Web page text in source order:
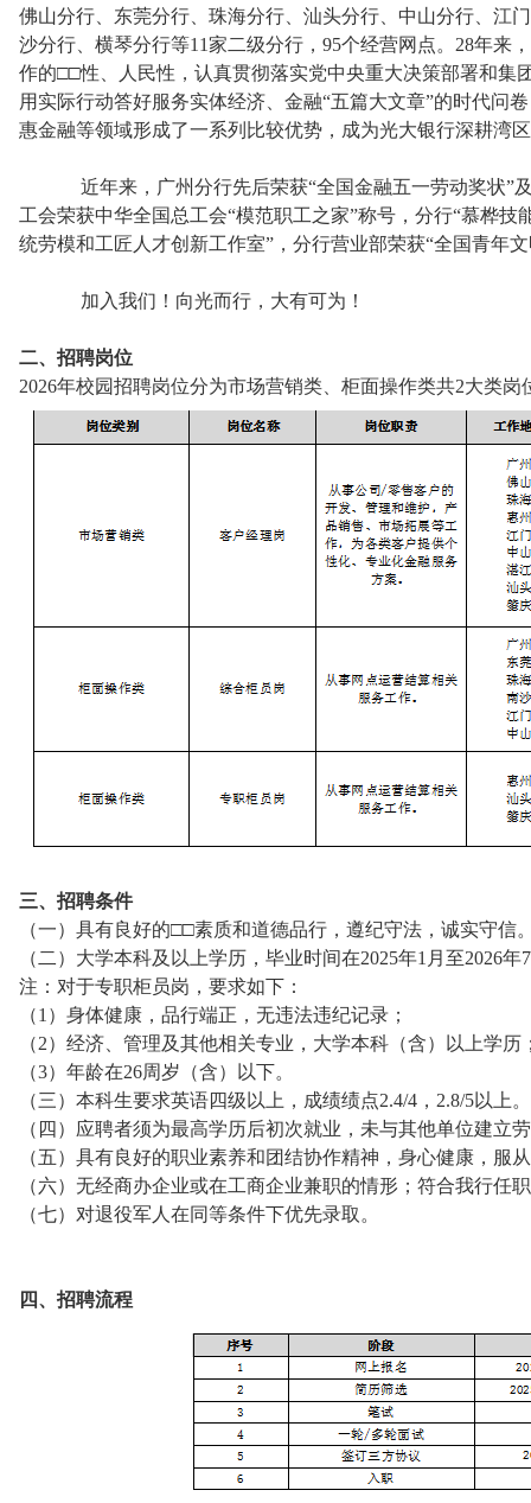
佛山分行、东莞分行、珠海分行、汕头分行、中山分行、江
沙分行、横琴分行等11家二级分行，95个经营网点。28年来
作的□□性、人民性，认真贯彻落实党中央重大决策部署和集
用实际行动答好服务实体经济、金融“五篇大文章”的时代问
惠金融等领域形成了一系列比较优势，成为光大银行深耕湾
近年来，广州分行先后荣获“全国金融五一劳动奖状”及
工会荣获中华全国总工会“模范职工之家”称号，分行“慕桦
统劳模和工匠人才创新工作室”，分行营业部荣获“全国青年
加入我们！向光而行，大有可为！
二、招聘岗位
2026年校园招聘岗位分为市场营销类、柜面操作类共2大类岗
三、招聘条件
（一）具有良好的□□素质和道德品行，遵纪守法，诚实守信
（二）大学本科及以上学历，毕业时间在2025年1月至2026
注：对于专职柜员岗，要求如下：
（1）身体健康，品行端正，无违法违纪记录；
（2）经济、管理及其他相关专业，大学本科（含）以上学历
（3）年龄在26周岁（含）以下。
（三）本科生要求英语四级以上，成绩绩点2.4/4，2.8/5以上。
（四）应聘者须为最高学历后初次就业，未与其他单位建立
（五）具有良好的职业素养和团结协作精神，身心健康，服
（六）无经商办企业或在工商企业兼职的情形；符合我行任
（七）对退役军人在同等条件下优先录取。
四、招聘流程